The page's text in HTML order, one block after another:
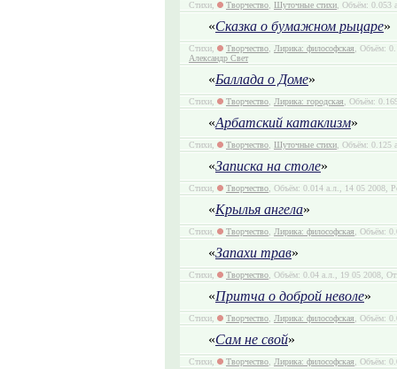
Стихи, Творчество, Шуточные стихи, Объём: 0.053
«Сказка о бумажном рыцаре»
Стихи, Творчество, Лирика: философская, Объём:
Александр Свет
«Баллада о Доме»
Стихи, Творчество, Лирика: городская, Объём:
«Арбатский катаклизм»
Стихи, Творчество, Шуточные стихи, Объём: 0.125
«Записка на столе»
Стихи, Творчество, Объём: 0.014 а.л., 14 05 2008,
«Крылья ангела»
Стихи, Творчество, Лирика: философская, Объём:
«Запахи трав»
Стихи, Творчество, Объём: 0.04 а.л., 19 05 2008,
«Притча о доброй неволе»
Стихи, Творчество, Лирика: философская, Объём:
«Сам не свой»
Стихи, Творчество, Лирика: философская, Объём: